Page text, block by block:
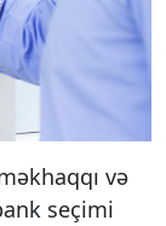
və
seçimi